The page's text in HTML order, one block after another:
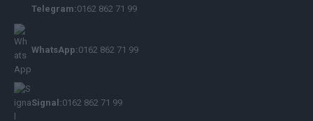
Telegram:0162 862 71 99
WhatsApp:0162 862 71 99
Signal:0162 862 71 99